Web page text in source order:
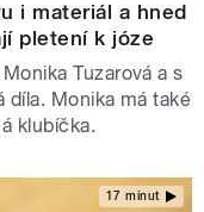
i materiál a hned
pletení k józe
Tuzarová a s
díla. Monika má také
klubíčka.
17 minut